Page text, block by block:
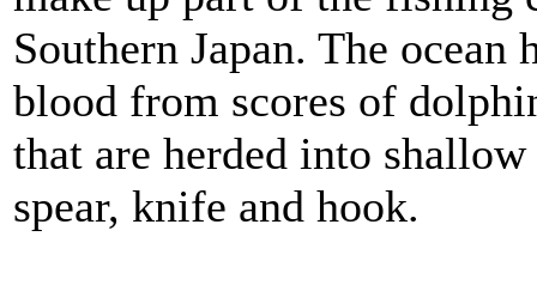
Southern Japan. The
blood from scores of
that are herded into
spear, knife and hook.